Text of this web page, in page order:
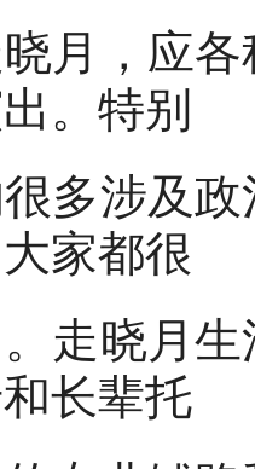
月，应
。特别
多涉及
家都很
走晓月
长辈托